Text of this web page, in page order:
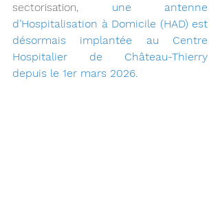
sectorisation, une antenne
d’Hospitalisation à Domicile (HAD) est
désormais implantée au Centre
Hospitalier de Château-Thierry
depuis le 1er mars 2026.